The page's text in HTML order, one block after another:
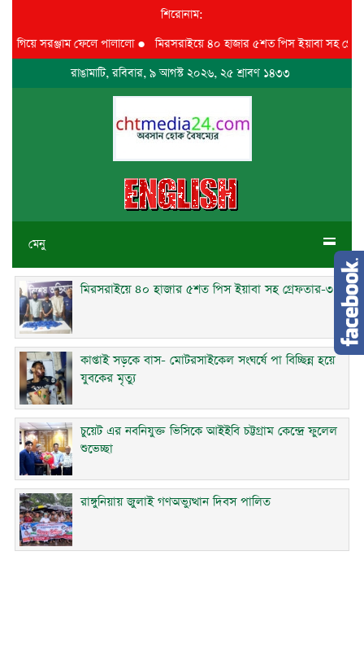
শিরোনাম:
সরঞ্জাম ফেলে পালালো●মিরসরাইয়ে ৪০ হাজার ৫শত পিস ইয়াবা সহ
রাঙামাটি, রবিবার, ৯ আগস্ট ২০২৬, ২৫ শ্রাবণ ১৪৩৩
মেনু
মিরসরাইয়ে ৪০ হাজার ৫শত পিস ইয়াবা সহ গ্রেফতার-৩
কাপ্তাই সড়কে বাস- মোটরসাইকেল সংঘর্ষে পা বিচ্ছিন্ন হয়ে
যুবকের মৃত্যু
চুয়েট এর নবনিযুক্ত ভিসিকে আইইবি চট্টগ্রাম কেন্দ্রে ফুলেল
শুভেচ্ছা
রাঙ্গুনিয়ায় জুলাই গণঅভ্যুত্থান দিবস পালিত